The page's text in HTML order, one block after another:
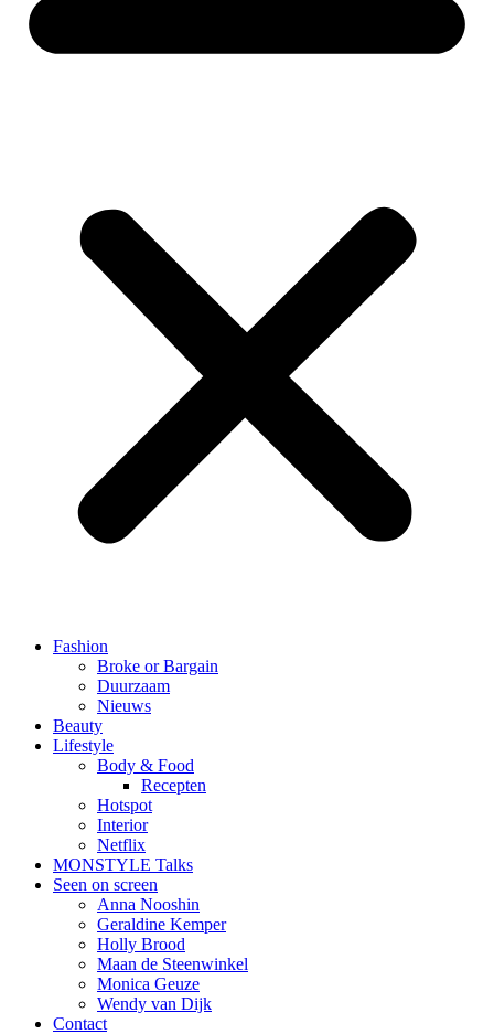
Fashion
Broke or Bargain
Duurzaam
Nieuws
Beauty
Lifestyle
Body & Food
Recepten
Hotspot
Interior
Netflix
MONSTYLE Talks
Seen on screen
Anna Nooshin
Geraldine Kemper
Holly Brood
Maan de Steenwinkel
Monica Geuze
Wendy van Dijk
Contact